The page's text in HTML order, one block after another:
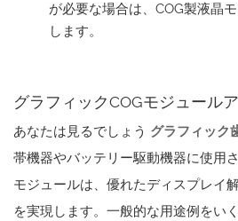
が必要な場合は、COG製液晶
します。
グラフィックCOGモジュール
あなたは見るでしょう グラフィック
帯機器やバッテリー駆動機器に使用
モジュールは、優れたディスプレイ
を実現します。一般的な用途例をい